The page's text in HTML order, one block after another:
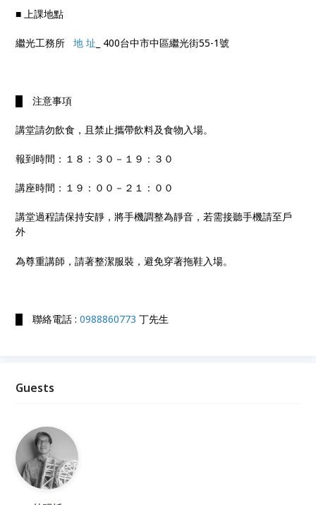
■ 上課地點
繼光工務所地 址 _ 400台中市中區繼光街55-1號
█ 注意事項
講堂請勿飲食，且禁止攜帶飲料及食物入場。
報到時間：１８：３０－１９：３０
講座時間：１９：００－２１：００
講堂過程請保持安靜，將手機調整為靜音，若需接聽手機請至戶
外
為尊重講師，請著整潔服裝，避免穿著拖鞋入場。
█ 聯絡電話 : 0988860773 丁先生
Guests